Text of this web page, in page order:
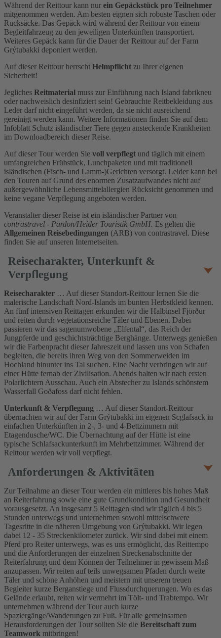
Während der Reittour kann nur ein Gepäckstück pro Teilnehmer
mitgenommen werden. Am besten eignen sich robuste Taschen oder
Rucksäcke. Das Gepäck wird während der Reittour von einem
Begleitfahrzeug zu den jeweiligen Unterkünften transportiert.
Weiteres Gepäck kann für die Dauer der Reittour auf der Farm
Grýtubakki deponiert werden.
Auf dieser Reittour herrscht Helmpflicht zu Ihrer eigenen
Sicherheit!
Jegliches Reitmaterial muss zur Einführung nach Island fabrikneu
oder nachweislich desinfiziert sein! Gebrauchte Reitbekleidung aus
Leder darf nicht eingeführt werden, da sie nicht ausreichend
gereinigt werden kann. Weitere Informationen finden Sie auf dem
Infoblatt Schutz isländischer Tiere gegen ansteckende Krankheiten
im Downloadbereich dieser Reise.
Auf dieser Tour werden Sie voll verpflegt und täglich mit einem
umfangreichen Frühstück, Lunchpaketen und mit traditionell
isländischen (Fisch- und Lamm-)Gerichten versorgt. Leider kann bei
den Touren auf Grund des enormen Zusatzaufwandes nicht auf
außergewöhnliche Lebensmittelallergien Rücksicht genommen und
keine vegane Verpflegung angeboten werden.
Veranstalter dieser Reise ist ein isländischer Partner von
contrastravel - Pardon/Heider Touristik GmbH. Es gelten die
Allgemeinen Reisebedingungen (ARB) von contrastravel. Diese
finden Sie auf unseren Internetseiten.
Reisecharakter, Unterkunft &
Verpflegung
Reisecharakter … Auf dieser Standort-Reittour lernen Sie die
malerische Landschaft Nord-Islands im bunten Herbstkleid kennen.
An fünf intensiven Reittagen erkunden wir die Halbinsel Fjörður
und reiten durch vegetationsreiche Täler und Ebenen. Dabei
passieren wir das sagenumwobene „Elfental“, das Reich der
Jungpferde und geschichtsträchtige Berghänge. Unterwegs genießen
wir die Farbenpracht dieser Jahreszeit und lassen uns von Schafen
begleiten, die bereits ihren Weg von den Sommerweiden im
Hochland hinunter ins Tal suchen. Eine Nacht verbringen wir auf
einer Hütte fernab der Zivilisation. Abends halten wir nach ersten
Polarlichtern Ausschau. Auch ein Abstecher zu Islands schönstem
Wasserfall Goðafoss darf nicht fehlen.
Unterkunft & Verpflegung … Auf dieser Standort-Reittour
übernachten wir auf der Farm Grýtubakki im eigenen Scglafsack in
einfachen Unterkünften in 2-, 3- und 4-Bettzimmern mit
Etagendusche/WC. Die Übernachtung auf der Hütte ist eine
typische Schlafsackunterkunft im Mehrbettzimmer. Während der
Reittour werden wir voll verpflegt.
Anforderungen & Aktivitäten
Zur Teilnahme an dieser Tour werden ein mittleres bis hohes Maß
an Reiterfahrung sowie eine gute Grundkondition und Gesundheit
vorausgesetzt. An insgesamt 5 Reittagen sind wir täglich 4 bis 5
Stunden unterwegs und unternehmen sowohl mittelschwere
Tagesritte in die näheren Umgebung von Grýtubakki. Wir legen
dabei 12 - 35 Streckenkilometer zurück. Wir sind dabei mit einem
Pferd pro Reiter unterwegs, was es uns ermöglicht, das Reittempo
und die Anforderungen der einzelnen Streckenabschnitte der
Reiterfahrung und dem Können der Teilnehmer in gewissem Maß
anzupassen. Wir reiten auf teils unwegsamen Pfaden durch weite
Täler und schöne Anhöhen und meistern mit unserem treuen
Begleiter kurze Berganstiege und Flussdurchquerungen. Wo es das
Gelände erlaubt, reiten wir vermehrt im Tölt- und Trabtempo. Wir
unternehmen während der Tour auch kurze
Spaziergänge/Wanderungen zu Fuß. Für alle gemeinsamen
Herausforderungen der Tour sollten Sie die Bereitschaft zum
Teamwork mitbringen!